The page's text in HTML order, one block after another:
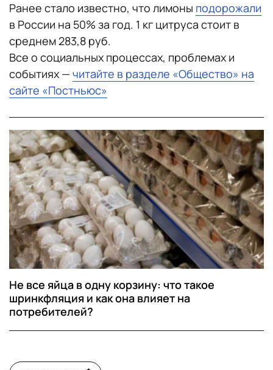
Ранее стало известно, что лимоны подорожали
в России на 50% за год. 1 кг цитруса стоит в
среднем 283,8 руб.
Все о социальных процессах, проблемах и
событиях — читайте в разделе «Общество» на
сайте «Постньюс»
Не все яйца в одну корзину: что такое
шринкфляция и как она влияет на
потребителей?